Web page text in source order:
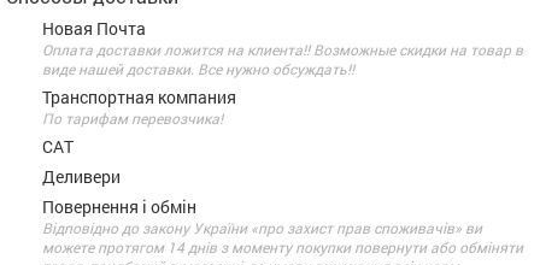
Новая Почта
Оплата доставки ложится на клиента!! Возможные скидки на товар в
виде нашей доставки. Все нужно обсуждать!!
Транспортная компания
По тарифам перевозчика!
САТ
Деливери
Повернення і обмін
Відповідно до закону України «про захист прав споживачів» ви
можете протягом 14 днів з моменту покупки повернути або обміняти